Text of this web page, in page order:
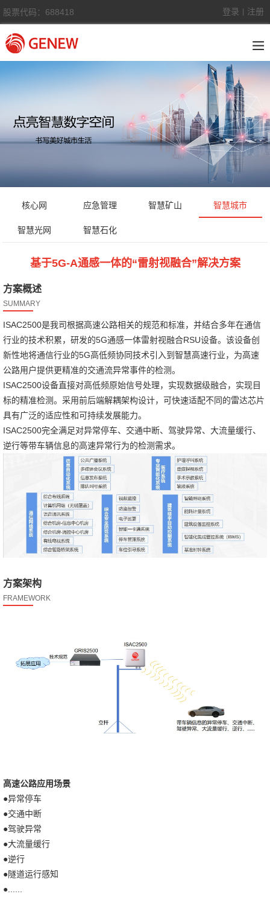
股票代码：688418 登录 注册
核心网 应急管理 智慧矿山 智慧城市
智慧光网 智慧石化
基于5G-A通感一体的“雷射视融合”解决方案
方案概述
SUMMARY
ISAC2500是我司根据高速公路相关的规范和标准，并结合多年在通信
行业的技术积累，研发的5G通感一体雷射视融合RSU设备。该设备创
新性地将通信行业的5G高低频协同技术引入到智慧高速行业，为高速
公路用户提供更精准的交通流异常事件的检测。
ISAC2500设备直接对高低频原始信号处理，实现数据级融合，实现目
标的精准检测。采用前后端解耦架构设计，可快速适配不同的雷达芯片
具有广泛的适应性和可持续发展能力。
ISAC2500完全满足对异常停车、交通中断、驾驶异常、大流量缓行、
逆行等带车辆信息的高速异常行为的检测需求。
方案架构
FRAMEWORK
高速公路应用场景
●异常停车
●交通中断
●驾驶异常
●大流量缓行
●逆行
●隧道运行感知
●